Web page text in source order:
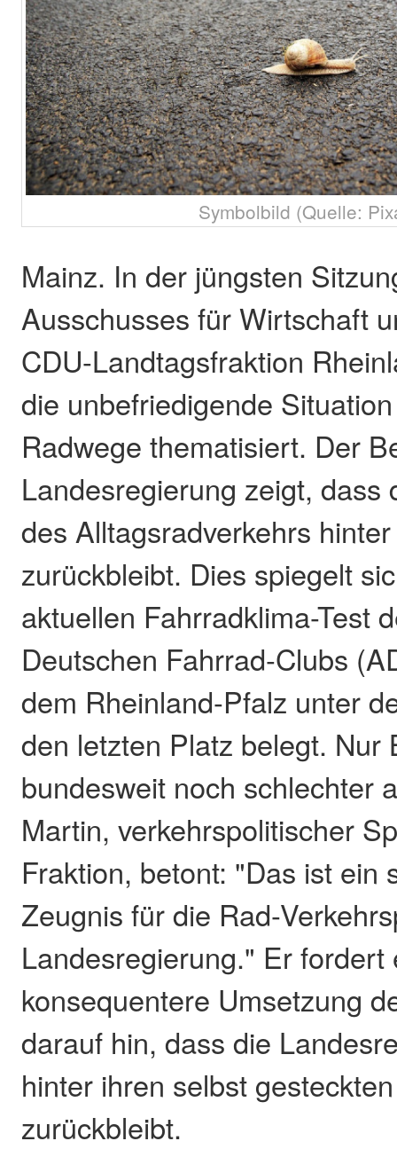
Symbolbild (Quelle:
Mainz. In der jüngsten
Ausschusses für Wirtschaft
CDU-Landtagsfraktion
die unbefriedigende
Radwege thematisiert. Der
Landesregierung zeigt, dass
des Alltagsradverkehrs
zurückbleibt. Dies spiegelt
aktuellen Fahrradklima-Test
Deutschen Fahrrad-Clubs
dem Rheinland-Pfalz unter
den letzten Platz belegt. Nur
bundesweit noch schlechter
Martin, verkehrspolitischer
Fraktion, betont: "Das ist ein
Zeugnis für die Rad-
Landesregierung." Er fordert
konsequentere Umsetzung
darauf hin, dass die
hinter ihren selbst
zurückbleibt.